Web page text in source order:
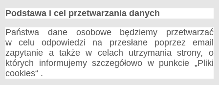
ZAMÓWIENIA PUBLICZNE
Plan postępowań o udzielenie zamówień
Zamówienia Publiczne
Zamówienia Publiczne których wartość nie przekracza 130 000 zł
Gospodarka Nieruchomościami
Emisja Obligacji 2022
Podstawa i cel przetwarzania danych
Państwa dane osobowe będziemy przetwarzać
w celu odpowiedzi na przesłane poprzez email
zapytanie a także w celach utrzymania strony, o
których informujemy szczegółowo w punkcie „Pliki
cookies“ .